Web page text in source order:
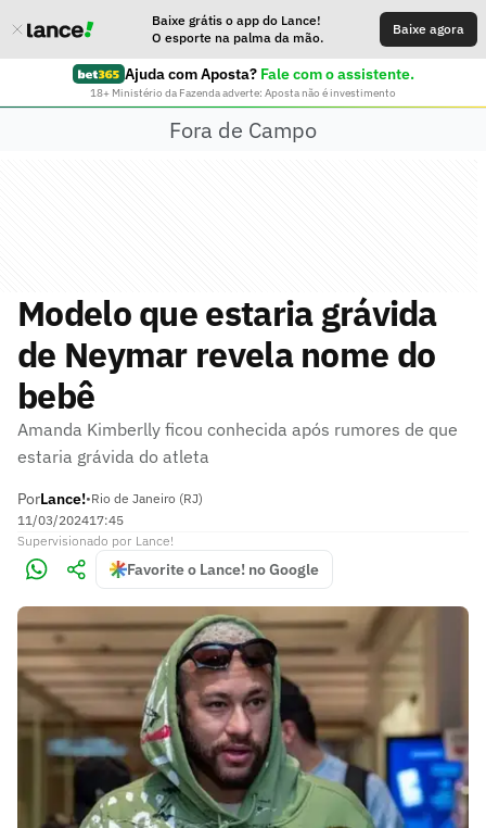
Baixe grátis o app do Lance!
O esporte na palma da mão.
Baixe agora
Ajuda com Aposta? Fale com o assistente.
18+ Ministério da Fazenda adverte: Aposta não é investimento
Fora de Campo
Modelo que estaria grávida
de Neymar revela nome do
bebê
Amanda Kimberlly ficou conhecida após rumores de que
estaria grávida do atleta
PorLance!•Rio de Janeiro (RJ)
11/03/202417:45
Supervisionado por Lance!
Favorite o Lance! no Google